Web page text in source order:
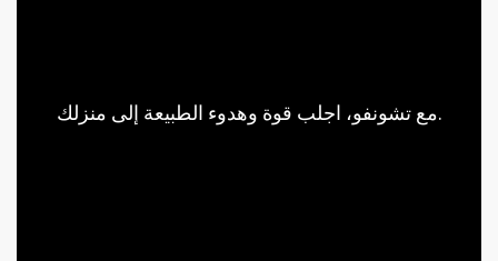
مع تشونفو، اجلب قوة وهدوء الطبيعة إلى منزلك.